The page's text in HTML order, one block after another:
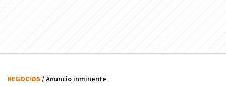
NEGOCIOS / Anuncio inminente